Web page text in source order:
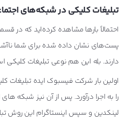
تبلیغات کلیکی در شبکه‌های
احتمالاً بارها مشاهده کرده‌اید که در
پست‌های نشان داده شده برای شما
دارند. بله این هم نوعی تبلیغات کلیکی
اولین بار شرکت فیسبوک ایده تبلیغات
را به اجرا درآورد. پس از آن نیز شبکه
لینکدین و سپس اینستاگرام این روش